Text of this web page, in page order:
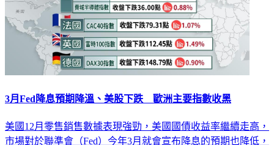
3月Fed降息預期降溫、美股下跌 歐洲主要指數收黑
美國12月零售銷售數據表現強勁，美國國債收益率繼續走高，
市場對於聯準會（Fed）今年3月就會宣布降息的預期也降低，